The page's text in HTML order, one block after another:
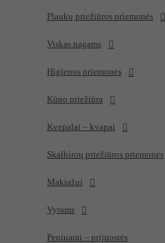
Plaukų priežiūros priemonės
Viskas nagams
Higienos priemonės
Kūno priežiūra
Kvepalai – kvapai
Skalbinių priežiūros priemonės
Makiažui
Vyrams
Peniuarai – prijuostės